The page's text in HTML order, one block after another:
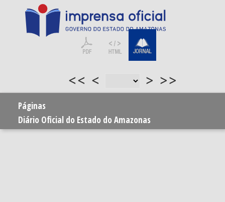
<< < > >>
Páginas
Diário Oficial do Estado do Amazonas